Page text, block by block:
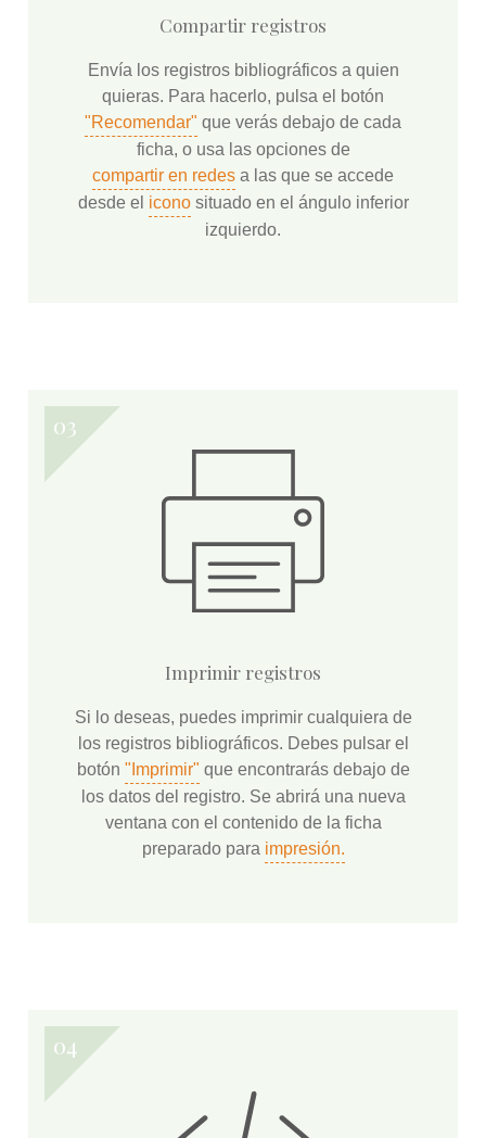
Compartir registros
Envía los registros bibliográficos a quien
quieras. Para hacerlo, pulsa el botón
"Recomendar" que verás debajo de cada
ficha, o usa las opciones de
compartir en redes a las que se accede
desde el iconosituado en el ángulo inferior
izquierdo.
Imprimir registros
Si lo deseas, puedes imprimir cualquiera de
los registros bibliográficos. Debes pulsar el
botón "Imprimir" que encontrarás debajo de
los datos del registro. Se abrirá una nueva
ventana con el contenido de la ficha
preparado para impresión.